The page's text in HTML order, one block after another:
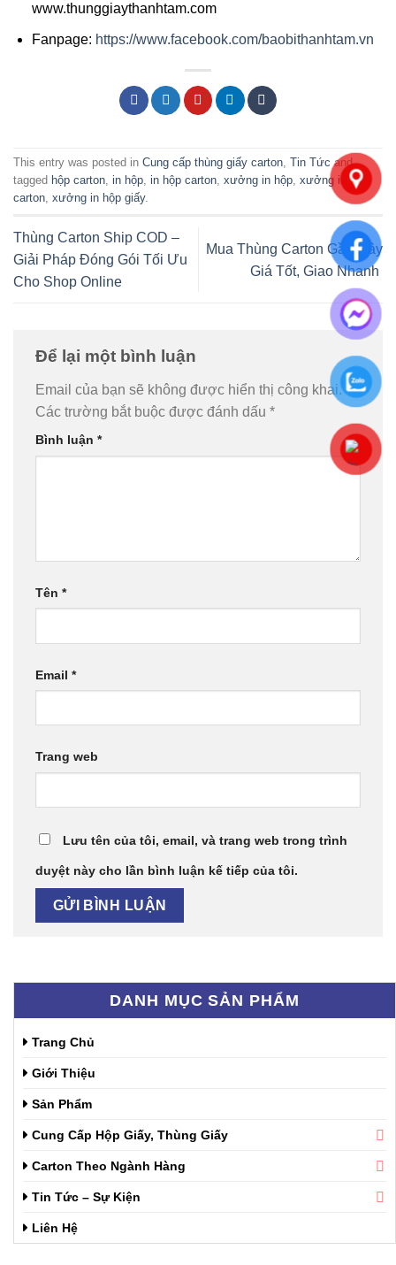
DANH MỤC SẢN PHẨM
Trang Chủ
Giới Thiệu
Sản Phẩm
Cung Cấp Hộp Giấy, Thùng Giấy
Carton Theo Ngành Hàng
Tin Tức – Sự Kiện
Liên Hệ
www.thunggiaythanhtam.com
Fanpage: https://www.facebook.com/baobithanhtam.vn
This entry was posted in Cung cấp thùng giấy carton, Tin Tức and
tagged hộp carton, in hộp, in hộp carton, xưởng in hộp, xưởng in hộp
carton, xưởng in hộp giấy.
Thùng Carton Ship COD –
Giải Pháp Đóng Gói Tối Ưu
Cho Shop Online
Mua Thùng Carton Gần Đây
Giá Tốt, Giao Nhanh
Để lại một bình luận
Email của bạn sẽ không được hiển thị công khai.
Các trường bắt buộc được đánh dấu *
Bình luận *
Tên *
Email *
Trang web
Lưu tên của tôi, email, và trang web trong trình
duyệt này cho lần bình luận kế tiếp của tôi.